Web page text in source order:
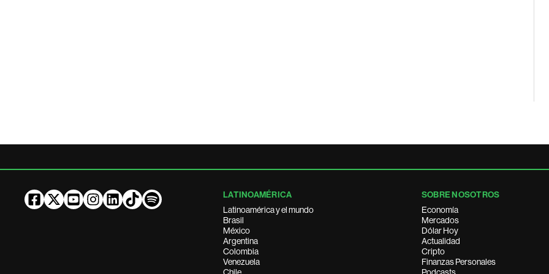
LATINOAMÉRICA
Latinoamérica y el mundo
Brasil
México
Argentina
Colombia
Venezuela
SOBRE NOSOTROS
Economía
Mercados
Dólar Hoy
Actualidad
Cripto
Finanzas Personales